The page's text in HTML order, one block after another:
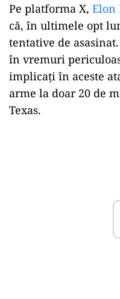
Pe platforma X, Elon
că, în ultimele opt
tentative de
în vremuri
implicați în aceste
arme la doar 20 de
Texas.